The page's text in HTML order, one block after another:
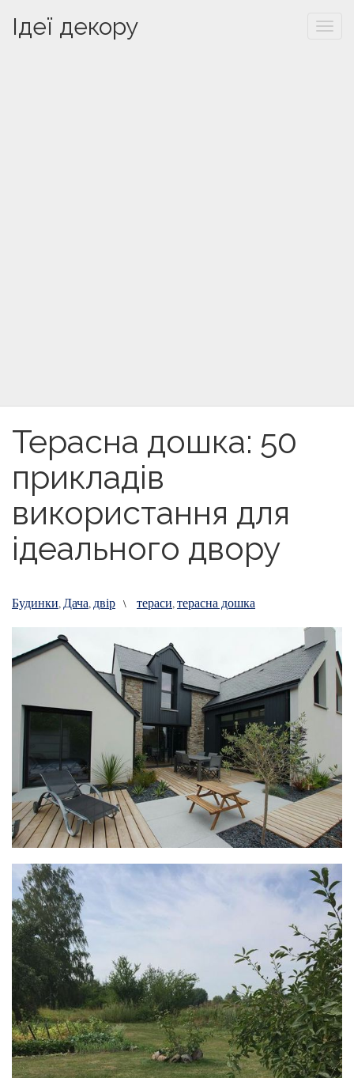
Ідеї декору
Терасна дошка: 50
прикладів
використання для
ідеального двору
Будинки, Дача, двір \ тераси,терасна дошка